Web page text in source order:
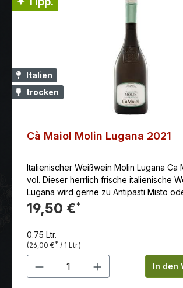
Italien
trocken
Cà Maiol Molin Lugana 2021
Italienischer Weißwein Molin Lugana Ca
vol. Dieser herrlich frische italienische
Lugana wird gerne zu Antipasti Misto
tonnato gereicht.
19,50 €*
0.75 Ltr.
(26,00 €* / 1 Ltr.)
Produkt Anzahl: GibIn den